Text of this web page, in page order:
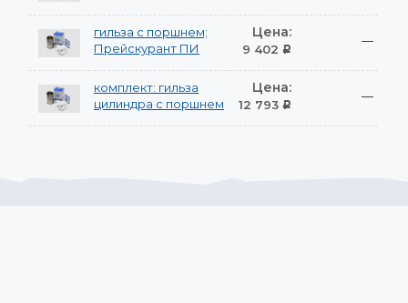
гильза с поршнем;
Прейскурант ПИ
Цена:
9 402 Р
—
комплект: гильза
цилиндра с поршнем
Цена:
12 793 Р
—